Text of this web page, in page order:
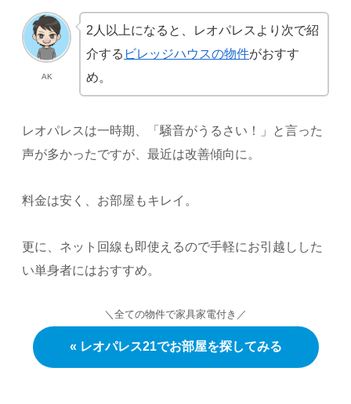
AK
2人以上になると、レオパレスより次で紹
介する ビレッジハウスの物件がおすす
め。
レオパレスは一時期、「騒音がうるさい！」と言った
声が多かったですが、最近は改善傾向に。
料金は安く、お部屋もキレイ。
更に、ネット回線も即使えるので手軽にお引越しした
い単身者にはおすすめ。
＼全ての物件で家具家電付き／
« レオパレス21でお部屋を探してみる